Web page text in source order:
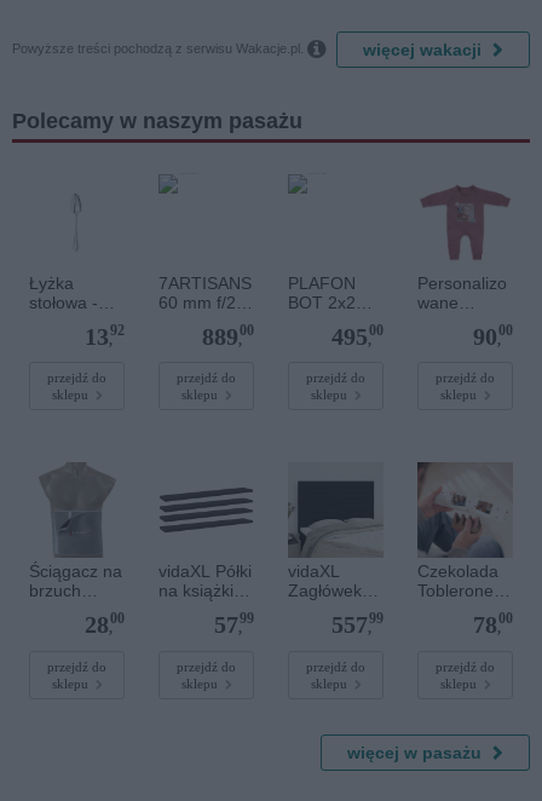
Powyższe treści pochodzą z serwisu Wakacje.pl.  więcej wakacji
Polecamy w naszym pasażu
Łyżka
stołowa -
DESTELLO
(V-6000-2)
13,
92
przejdź do
sklepu
7ARTISANS
60 mm f/2.8
889,
00
przejdź do
sklepu
PLAFON
BOT 2x2
495,
00
przejdź do
sklepu
Personalizo
wane
90,
00
przejdź do
sklepu
Ściągacz na
brzuch
28,
00
przejdź do
sklepu
vidaXL Półki
na książki, 4
szt., szare,
60x10x1,5
wiórowa
57,
99
przejdź do
sklepu
vidaXL
Zagłówek
144x5x118/
materiał
557,
99
przejdź do
sklepu
Czekolada
Toblerone
ze zdjęciem
i tekstem -
78,
00
przejdź do
sklepu
więcej w pasażu